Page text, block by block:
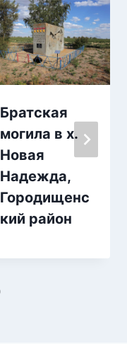
Братская
могила в х.
Новая
Надежда,
Городищенс
кий район